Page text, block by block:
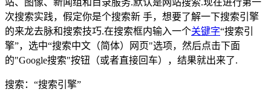
站、图像、新闻组和目录服务.默认是网站搜索.现在进行第一
次搜索实践，假定你是个搜索新 手，想要了解一下搜索引擎
的来龙去脉和搜索技巧.在搜索框内输入一个关键字“搜索引
擎”，选中“搜索中文（简体）网页"选项，然后点击下面
的"Google搜索"按钮（或者直接回车），结果就出来了.
搜索：“搜索引擎”